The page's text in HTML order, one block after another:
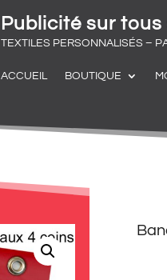
Publicité sur
TEXTILES PERSONNALISÉS –
ACCUEIL BOUTIQUE